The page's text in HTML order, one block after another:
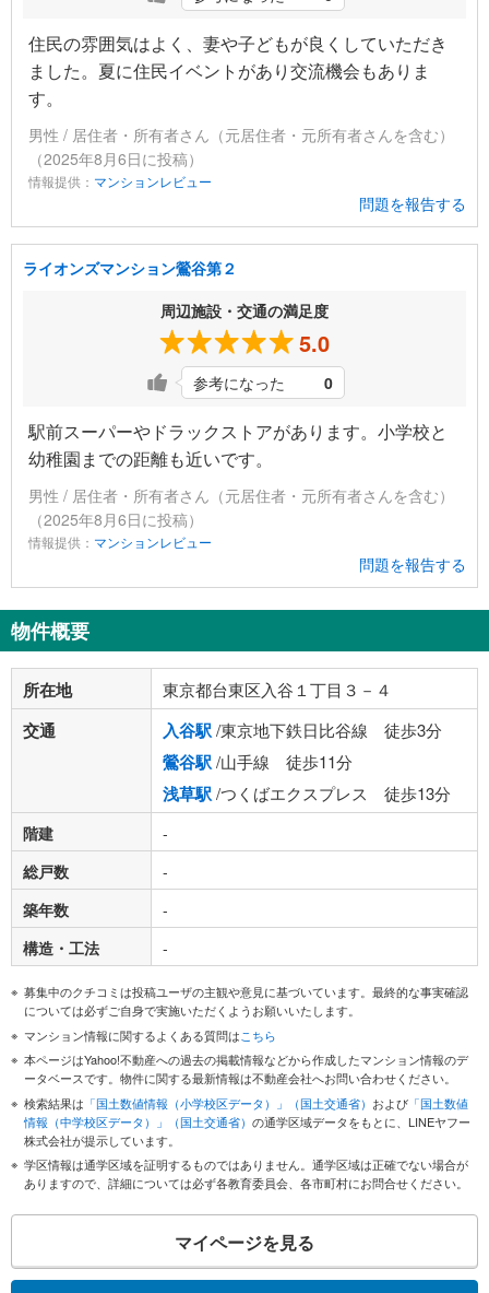
住民の雰囲気はよく、妻や子どもが良くしていただき
ました。夏に住民イベントがあり交流機会もありま
す。
男性 / 居住者・所有者さん（元居住者・元所有者さんを含む）
（2025年8月6日に投稿）
情報提供： マンションレビュー
問題を報告する
ライオンズマンション鶯谷第２
周辺施設・交通の満足度
5.0
参考になった 0
駅前スーパーやドラックストアがあります。小学校と
幼稚園までの距離も近いです。
男性 / 居住者・所有者さん（元居住者・元所有者さんを含む）
（2025年8月6日に投稿）
情報提供： マンションレビュー
問題を報告する
物件概要
所在地 東京都台東区入谷１丁目３－４
交通 入谷駅/東京地下鉄日比谷線 徒歩3分
鶯谷駅/山手線 徒歩11分
浅草駅/つくばエクスプレス 徒歩13分
階建
-
総戸数
-
築年数
-
構造・工法
-
募集中のクチコミは投稿ユーザの主観や意見に基づいています。最終的な事実確認
については必ずご自身で実施いただくようお願いいたします。
マンション情報に関するよくある質問はこちら
本ページはYahoo!不動産への過去の掲載情報などから作成したマンション情報のデ
ータベースです。物件に関する最新情報は不動産会社へお問い合わせください。
検索結果は 「国土数値情報（小学校区データ）」（国土交通省） および 「国土数値
情報（中学校区データ）」（国土交通省） の通学区域データをもとに、LINEヤフー
株式会社が提示しています。
学区情報は通学区域を証明するものではありません。通学区域は正確でない場合が
ありますので、詳細については必ず各教育委員会、各市町村にお問合せください。
マイページを見る